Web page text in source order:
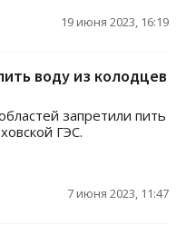
19 июня 2023, 16:19
воду из колодцев
запретили пить
ГЭС.
7 июня 2023, 11:47